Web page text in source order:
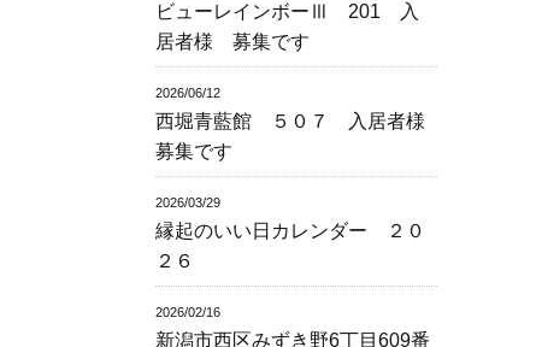
ビューレインボーⅢ 201 入
居者様 募集です
2026/06/12
西堀青藍館 ５０７ 入居者様
募集です
2026/03/29
縁起のいい日カレンダー ２０
２６
2026/02/16
新潟市西区みずき野6丁目609番